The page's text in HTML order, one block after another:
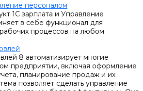
персоналом
1С зарплата и Управление
в себе функционал для
процессов на любом
8 автоматизирует многие
предприятии, включая оформление
планирование продаж и их
позволяет сделать управление